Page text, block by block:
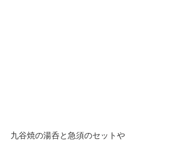
九谷焼の湯呑と急須のセットや